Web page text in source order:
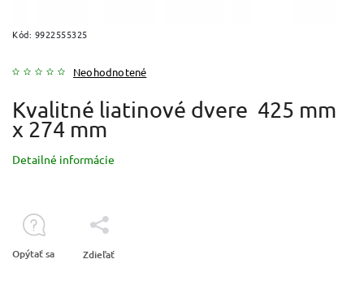
Kód: 9922555325
Neohodnotené
Kvalitné liatinové dvere 425 mm
x 274 mm
Detailné informácie
Opýtať sa Zdieľať